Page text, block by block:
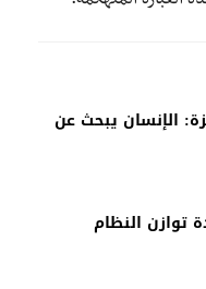
الإنسان يبحث عن
توازن النظام